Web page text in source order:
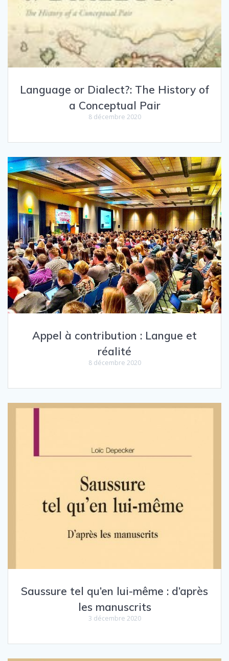
Language or Dialect?: The History of
a Conceptual Pair
8 décembre 2020
Appel à contribution : Langue et
réalité
8 décembre 2020
Saussure tel qu’en lui-même : d’après
les manuscrits
3 décembre 2020